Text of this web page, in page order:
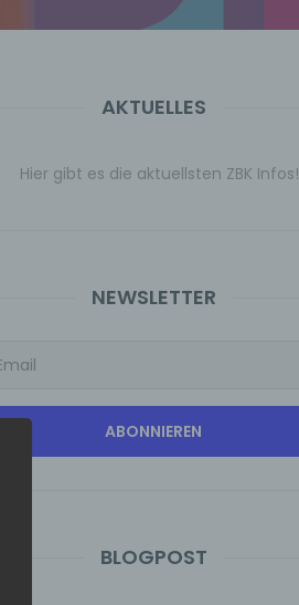
AKTUELLES
Hier gibt es die aktuellsten ZBK Infos!
NEWSLETTER
BLOGPOST